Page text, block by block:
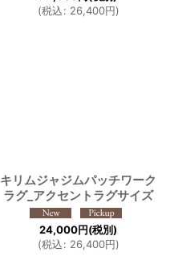
(税込: 26,400円)
キリムジャジムパッチワーク
ラグ_アクセントラグサイズ
24,000円(税別)
(税込: 26,400円)